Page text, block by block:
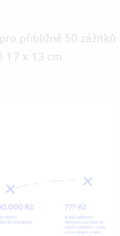
přibližně 50 zážitků
17 x 13 cm.